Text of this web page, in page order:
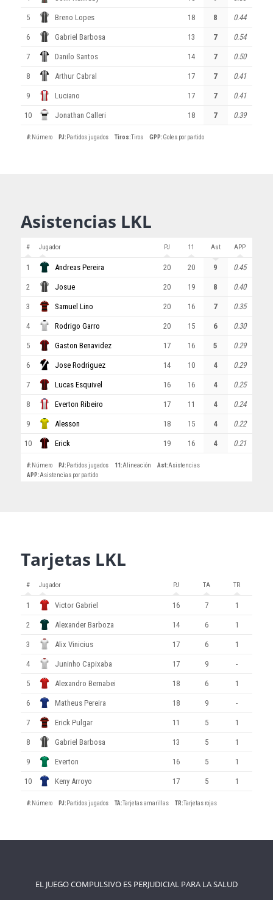
5 Breno Lopes 18 8 0.44
6 Gabriel Barbosa 13 7 0.54
7 Danilo Santos 14 7 0.50
8 Arthur Cabral 17 7 0.41
9 Luciano 17 7 0.41
10 Jonathan Calleri 18 7 0.39
#: Número PJ: Partidos jugados Tiros:Tiros GPP:Goles por partido
Asistencias LKL
# Jugador PJ 11 Ast APP
1 Andreas Pereira 20 20 9 0.45
2 Josue 20 19 8 0.40
3 Samuel Lino 20 16 7 0.35
4 Rodrigo Garro 20 15 6 0.30
5 Gaston Benavidez 17 16 5 0.29
6 Jose Rodriguez 14 10 4 0.29
7 Lucas Esquivel 16 16 4 0.25
8 Everton Ribeiro 17 11 4 0.24
9 Alesson 18 15 4 0.22
10 Erick 19 16 4 0.21
#: Número PJ: Partidos jugados 11:Alineación Ast:Asistencias
APP:Asistencias por partido
Tarjetas LKL
# Jugador PJ TA TR
1 Victor Gabriel 16 7 1
2 Alexander Barboza 14 6 1
3 Alix Vinicius 17 6 1
4 Juninho Capixaba 17 9 -
5 Alexandro Bernabei 18 6 1
6 Matheus Pereira 18 9 -
7 Erick Pulgar 11 5 1
8 Gabriel Barbosa 13 5 1
9 Everton 16 5 1
10 Keny Arroyo 17 5 1
#: Número PJ: Partidos jugados TA:Tarjetas amarillas TR:Tarjetas rojas
EL JUEGO COMPULSIVO ES PERJUDICIAL PARA LA SALUD